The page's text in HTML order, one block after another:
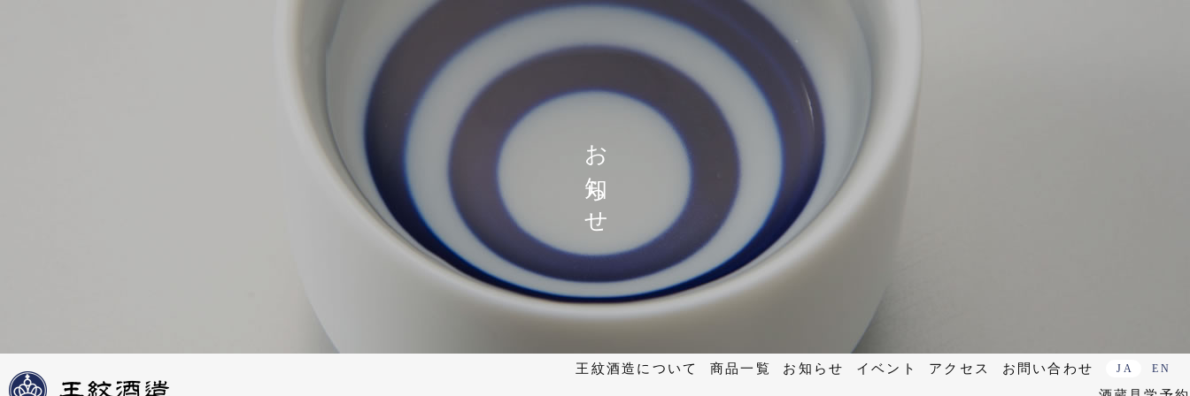
お知らせ
王紋酒造について 商品一覧 お知らせ イベント アクセス お問い合わせ JA EN